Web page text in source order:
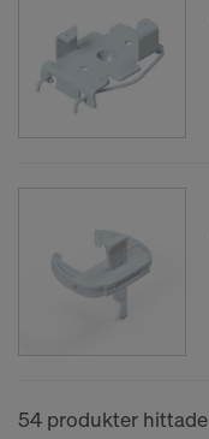
54 produkter hittade